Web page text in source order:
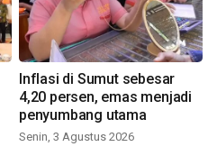
Inflasi di Sumut sebesar
4,20 persen, emas menjadi
penyumbang utama
Senin, 3 Agustus 2026